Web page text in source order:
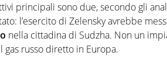
principali sono due, secondo gli
l’esercito di Zelensky avrebbe
nella cittadina di Sudzha. Non un
gas russo diretto in Europa.